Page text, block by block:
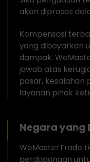
akan diproses
Kompensasi
yang dibayarkan
dampak.
jawab atas
pasar, kesalahan
layanan pihak
Negara yang
WeMasterTrade
perdagangan